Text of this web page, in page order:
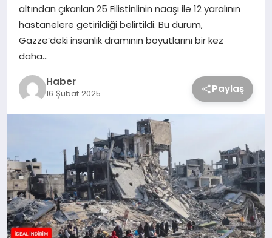
altından çıkarılan 25 Filistinlinin naaşı ile 12 yaralının
hastanelere getirildiği belirtildi. Bu durum,
Gazze’deki insanlık dramının boyutlarını bir kez
daha…
Haber
16 Şubat 2025 Paylaş